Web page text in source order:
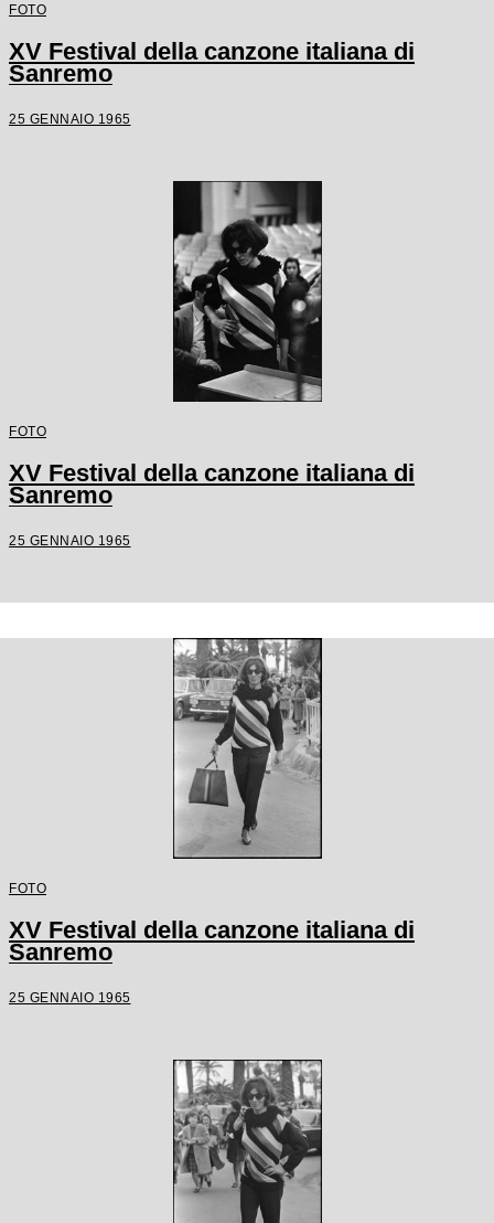
FOTO
XV Festival della canzone italiana di
Sanremo
25 GENNAIO 1965
FOTO
XV Festival della canzone italiana di
Sanremo
25 GENNAIO 1965
FOTO
XV Festival della canzone italiana di
Sanremo
25 GENNAIO 1965